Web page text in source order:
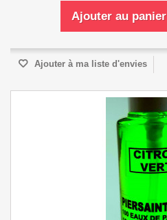
Ajouter au panier
Ajouter à ma liste d'envies